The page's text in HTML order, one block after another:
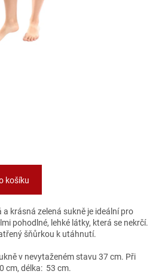
košíku
krásná zelená sukně je ideální pro
pohodlné, lehké látky, která se nekrčí.
šňůrkou k utáhnutí.
v nevytaženém stavu 37 cm. Při
cm, délka: 53 cm.